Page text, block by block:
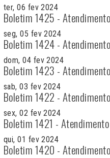
ter, 06 fev 2024
Boletim 1425 -
seg, 05 fev 2024
Boletim 1424 -
dom, 04 fev 2024
Boletim 1423 -
sab, 03 fev 2024
Boletim 1422 -
sex, 02 fev 2024
Boletim 1421 -
qui, 01 fev 2024
Boletim 1420 -